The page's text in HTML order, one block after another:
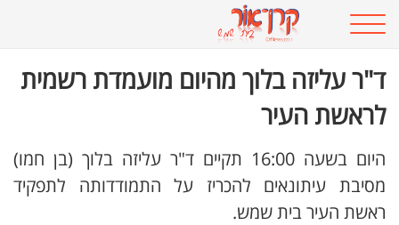
ד"ר עליזה בלוך מהיום מועמדת רשמית
לראשת העיר
היום בשעה 16:00 תקיים ד"ר עליזה בלוך (בן חמו)
מסיבת עיתונאים להכריז על התמודדותה לתפקיד
ראשת העיר בית שמש.